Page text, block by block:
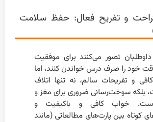
و تفریح فعال: حفظ سلامت
داوطلبان تصور می‌کنند برای موفقیت
خود را صرف درس خواندن کنند، اما
و تفریحات سالم، نه تنها اتلاف
بلکه سوخت‌رسانی ضروری برای مغز و
خواب کافی و باکیفیت و
کوتاه بین پارت‌های مطالعاتی (مانند